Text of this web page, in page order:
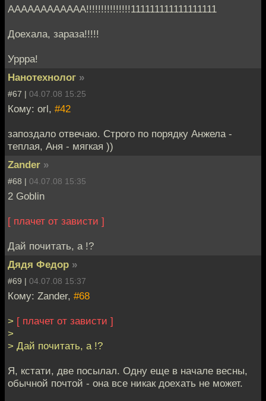
АААААААААААА!!!!!!!!!!!!!!!111111111111111111
Доехала, зараза!!!!!
Уррра!
Нанотехнолог »
#67 | 04.07.08 15:25
Кому: orl, #42
запоздало отвечаю. Строго по порядку Анжела -
теплая, Аня - мягкая ))
Zander »
#68 | 04.07.08 15:35
2 Goblin
[ плачет от зависти ]
Дай почитать, а !?
Дядя Федор »
#69 | 04.07.08 15:37
Кому: Zander, #68
> [ плачет от зависти ]
>
> Дай почитать, а !?
Я, кстати, две посылал. Одну еще в начале весны,
обычной почтой - она все никак доехать не может.